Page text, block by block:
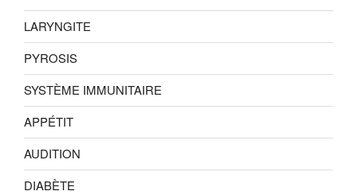
LARYNGITE
PYROSIS
SYSTÈME IMMUNITAIRE
APPÉTIT
AUDITION
DIABÈTE